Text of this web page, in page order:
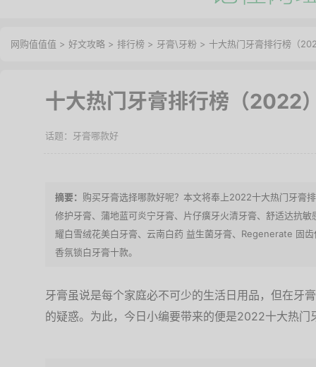
网购值值值 > 好文攻略 > 排行榜 > 牙膏\牙粉 > 十大热门牙膏排行榜（
十大热门牙膏排行榜（2022
牙膏哪款好
购买牙膏选择哪款好呢？本文将奉上2022十大热门牙膏
修护牙膏、蒲地蓝可炎宁牙膏、片仔癀牙火清牙膏、舒适达抗
耀白雪绒花美白牙膏、云南白药 益生菌牙膏、Regenerate 固
香氛锁白牙膏十款。
牙膏虽说是每个家庭必不可少的生活日用品，但在牙
的疑惑。为此，今日小编要带来的便是2022十大热门